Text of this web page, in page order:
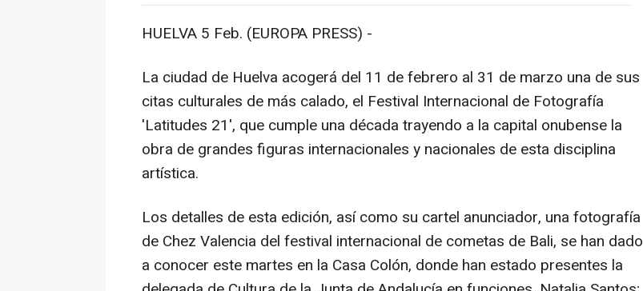
HUELVA 5 Feb. (EUROPA PRESS) -
La ciudad de Huelva acogerá del 11 de febrero al 31 de marzo una de sus
citas culturales de más calado, el Festival Internacional de Fotografía
'Latitudes 21', que cumple una década trayendo a la capital onubense la
obra de grandes figuras internacionales y nacionales de esta disciplina
artística.
Los detalles de esta edición, así como su cartel anunciador, una fotografía
de Chez Valencia del festival internacional de cometas de Bali, se han dado
a conocer este martes en la Casa Colón, donde han estado presentes la